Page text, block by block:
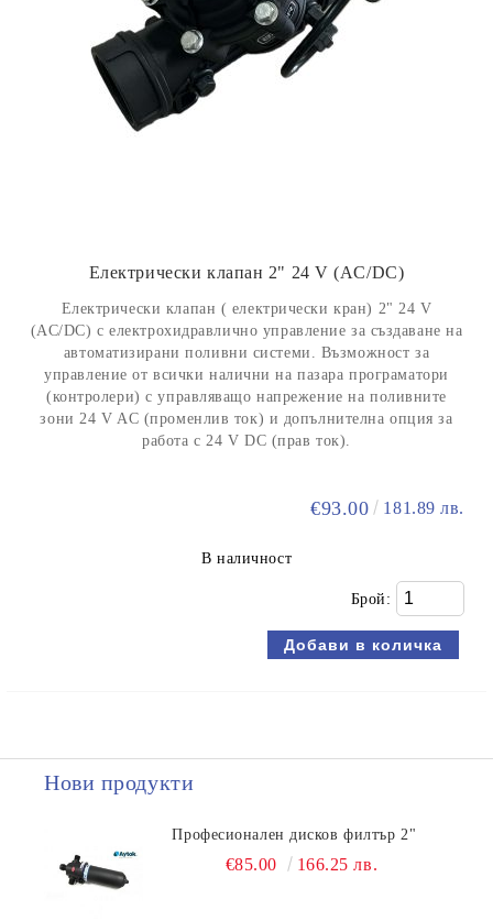
Електрически клапан 2" 24 V (AC/DC)
Електрически клапан ( електрически кран) 2" 24 V
(AC/DC) с електрохидравлично управление за създаване на
автоматизирани поливни системи. Възможност за
управление от всички налични на пазара програматори
(контролери) с управляващо напрежение на поливните
зони 24 V AC (променлив ток) и допълнителна опция за
работа с 24 V DC (прав ток).
€93.00 181.89 лв.
В наличност
Брой:
Нови продукти
Професионален дисков филтър 2"
€85.00 166.25 лв.